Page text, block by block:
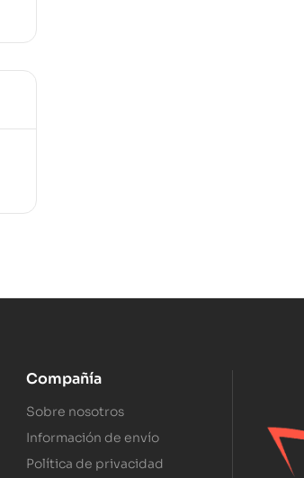
Compañía
Sobre nosotros
Información de envío
Política de privacidad